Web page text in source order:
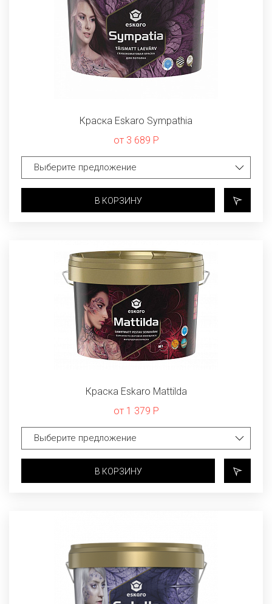
Краска Eskaro Sympathia
от 3 689 Р
В КОРЗИНУ
Краска Eskaro Mattilda
от 1 379 Р
В КОРЗИНУ